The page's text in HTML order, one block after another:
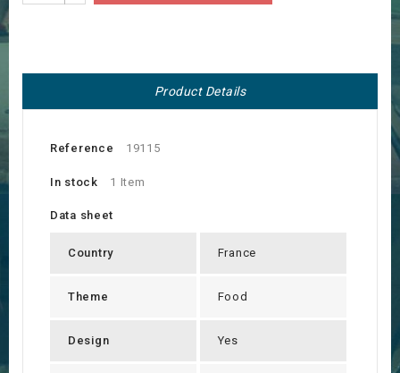
Product Details
Reference 19115
In stock 1 Item
Data sheet
Country France
Theme Food
Design Yes